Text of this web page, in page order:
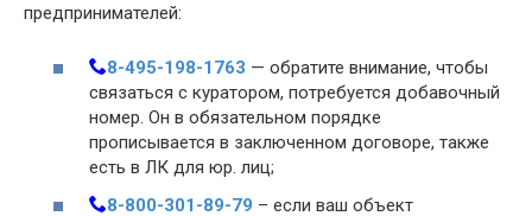
предпринимателей:
8-495-198-1763 — обратите внимание, чтобы
связаться с куратором, потребуется добавочный
номер. Он в обязательном порядке
прописывается в заключенном договоре, также
есть в ЛК для юр. лиц;
8-800-301-89-79 – если ваш объект